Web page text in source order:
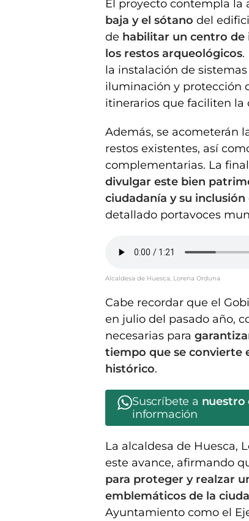
El proyecto contempla la
baja y el sótano del
de habilitar un centro de
los restos arqueológicos.
la instalación de
iluminación y protección
itinerarios que faciliten la
Además, se acometerán
restos existentes, así
complementarias. La
divulgar este bien
ciudadanía y su
detallado portavoces
Alcaldesa de Huesca, Lorena Orduna
Cabe recordar que el
en julio del pasado año,
necesarias para
tiempo que se convierte
histórico.
Suscríbete a nuestro
información
La alcaldesa de Huesca,
este avance, afirmando
para proteger y realzar
emblemáticos de la
Ayuntamiento como el